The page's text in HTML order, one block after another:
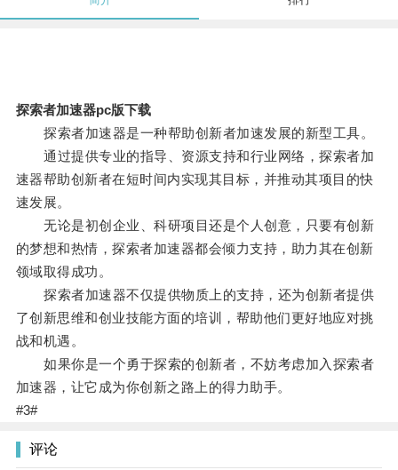
探索者加速器pc版下载
探索者加速器是一种帮助创新者加速发展的新型工具。
通过提供专业的指导、资源支持和行业网络，探索者加
速器帮助创新者在短时间内实现其目标，并推动其项目的快
速发展。
无论是初创企业、科研项目还是个人创意，只要有创新
的梦想和热情，探索者加速器都会倾力支持，助力其在创新
领域取得成功。
探索者加速器不仅提供物质上的支持，还为创新者提供
了创新思维和创业技能方面的培训，帮助他们更好地应对挑
战和机遇。
如果你是一个勇于探索的创新者，不妨考虑加入探索者
加速器，让它成为你创新之路上的得力助手。
#3#
评论